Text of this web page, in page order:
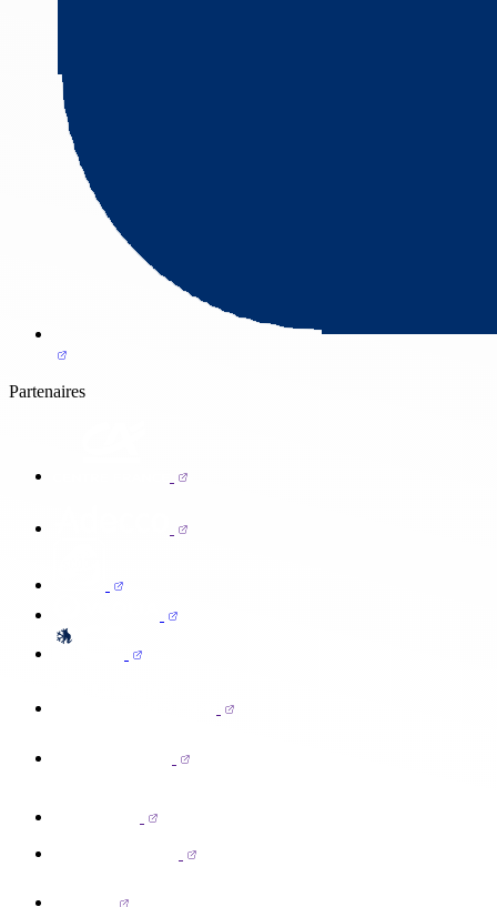
Partenaires